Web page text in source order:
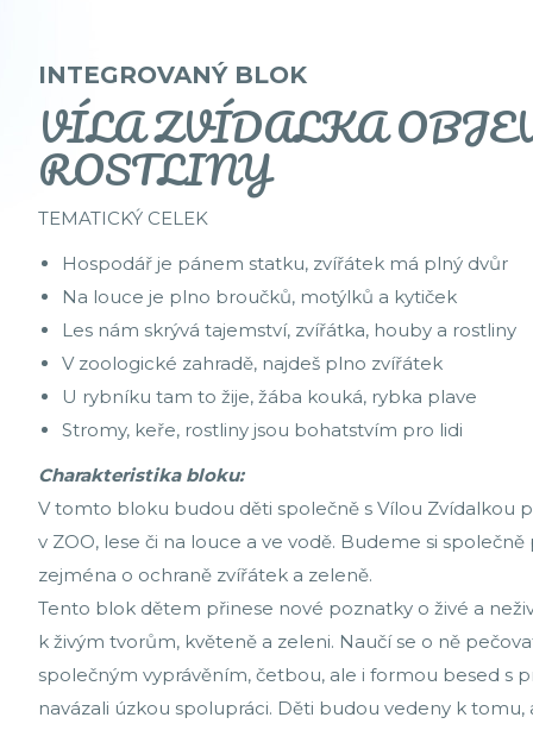
INTEGROVANÝ BLOK
VÍLA ZVÍDALKA
ROSTLINY
TEMATICKÝ CELEK
Hospodář je pánem statku, zvířátek má plný dvůr
Na louce je plno broučků, motýlků a kytiček
Les nám skrývá tajemství, zvířátka, houby a rostliny
V zoologické zahradě, najdeš plno zvířátek
U rybníku tam to žije, žába kouká, rybka plave
Stromy, keře, rostliny jsou bohatstvím pro lidi
Charakteristika bloku:
V tomto bloku budou děti společně s Vílou Zvídalkou
v ZOO, lese či na louce a ve vodě. Budeme si
zejména o ochraně zvířátek a zeleně.
Tento blok dětem přinese nové poznatky o živé a
k živým tvorům, květeně a zeleni. Naučí se o ně
společným vyprávěním, četbou, ale i formou besed s
navázali úzkou spolupráci. Děti budou vedeny k